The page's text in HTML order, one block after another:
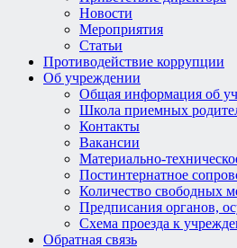
Новости
Мероприятия
Статьи
Противодействие коррупции
Об учреждении
Общая информация об
Школа приемных
Контакты
Вакансии
Материально-
Постинтернатное
Количество свободных
Предписания органов,
Схема проезда к
Обратная связь